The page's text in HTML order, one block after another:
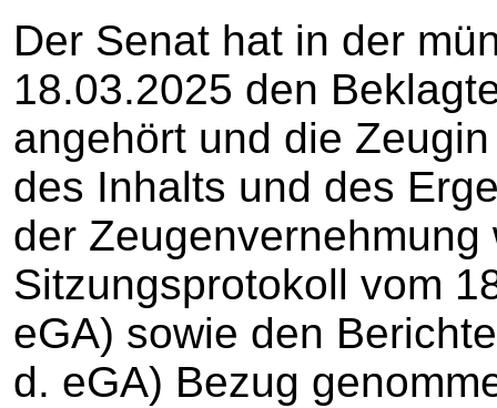
Der Senat hat in der
18.03.2025 den
angehört und die
des Inhalts und des
der Zeugenvernehmung
Sitzungsprotokoll vom
eGA) sowie den
d. eGA) Bezug